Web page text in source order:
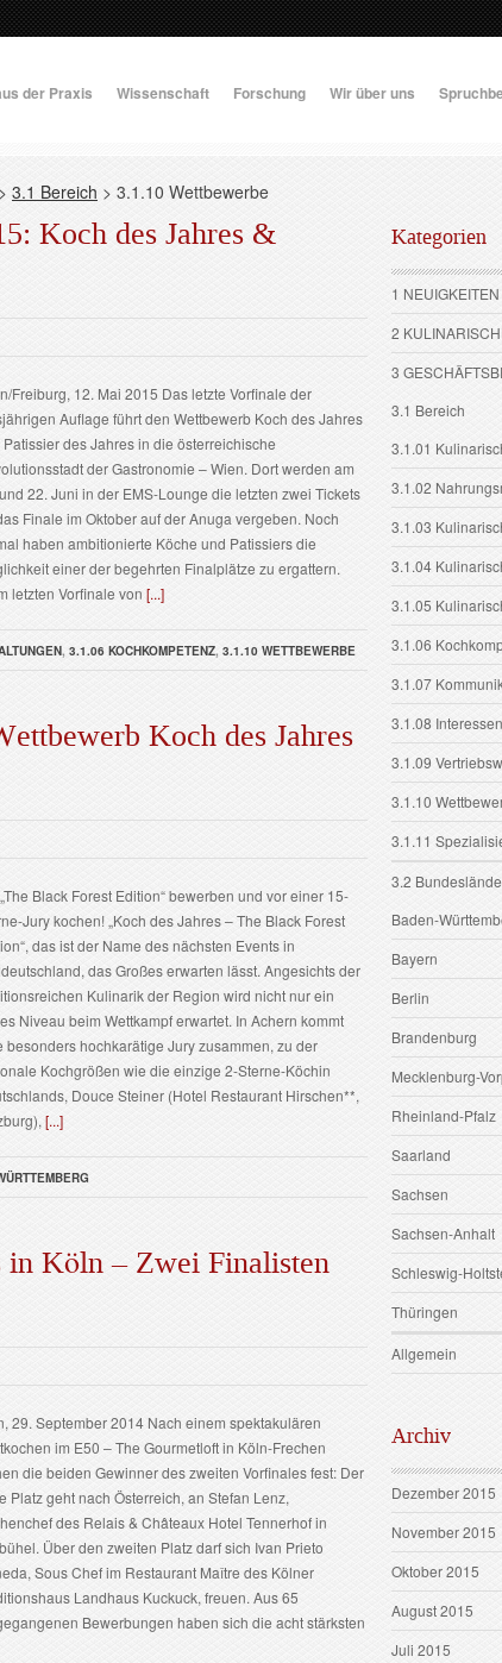
der Praxis Wissenschaft Forschung Wir über uns
> 3.1 Bereich > 3.1.10 Wettbewerbe
Koch des Jahres &
Freiburg, 12. Mai 2015 Das letzte Vorfinale der
Auflage führt den Wettbewerb Koch des Jahres
des Jahres in die österreichische
der Gastronomie – Wien. Dort werden am
22. Juni in der EMS-Lounge die letzten zwei Tickets
Finale im Oktober auf der Anuga vergeben. Noch
haben ambitionierte Köche und Patissiers die
einer der begehrten Finalplätze zu ergattern.
letzten Vorfinale von [...]
, 3.1.06 KOCHKOMPETENZ, 3.1.10 WETTBEWERBE
Koch des Jahres
Black Forest Edition“ bewerben und vor einer 15-
Jury kochen! „Koch des Jahres – The Black Forest
das ist der Name des nächsten Events in
das Großes erwarten lässt. Angesichts der
Kulinarik der Region wird nicht nur ein
Niveau beim Wettkampf erwartet. In Achern kommt
besonders hochkarätige Jury zusammen, zu der
Kochgrößen wie die einzige 2-Sterne-Köchin
Douce Steiner (Hotel Restaurant Hirschen**,
[...]
in Köln – Zwei Finalisten
29. September 2014 Nach einem spektakulären
im E50 – The Gourmetloft in Köln-Frechen
die beiden Gewinner des zweiten Vorfinales fest: Der
Platz geht nach Österreich, an Stefan Lenz,
des Relais & Châteaux Hotel Tennerhof in
Über den zweiten Platz darf sich Ivan Prieto
Sous Chef im Restaurant Maître des Kölner
Landhaus Kuckuck, freuen. Aus 65
Bewerbungen haben sich die acht stärksten
Kategorien
1 NEUIGKEITEN
2
3
3.1 Bereich
3.1.01
3.1.02
3.1.03
3.1.04
3.1.05
3.1.06
3.1.07
3.1.08
3.1.09
3.1.10
3.1.11
3.2
Baden-
Bayern
Berlin
Brandenburg
Mecklenburg-
Rheinland-Pfalz
Saarland
Sachsen
Sachsen-Anhalt
Schleswig-
Thüringen
Allgemein
Archiv
Dezember 2015
November 2015
Oktober 2015
August 2015
Juli 2015